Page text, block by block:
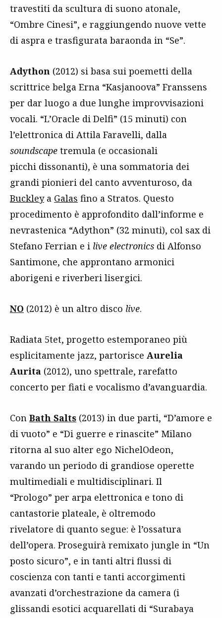
travestiti da scultura di suono atonale,
“Ombre Cinesi”, e raggiungendo nuove vette
di aspra e trasfigurata baraonda in “Se”.
Adython (2012) si basa sui poemetti della
scrittrice belga Erna “Kasjanoova” Franssens
per dar luogo a due lunghe improvvisazioni
vocali. “L’Oracle di Delfi” (15 minuti) con
l’elettronica di Attila Faravelli, dalla
soundscape tremula (e occasionali
picchi dissonanti), è una sommatoria dei
grandi pionieri del canto avventuroso, da
Buckleya Galas fino a Stratos. Questo
procedimento è approfondito dall’informe e
nevrastenica “Adython” (32 minuti), col sax di
Stefano Ferrian e i live electronics di Alfonso
Santimone, che approntano armonici
aborigeni e riverberi lisergici.
NO (2012) è un altro disco live.
Radiata 5tet, progetto estemporaneo più
esplicitamente jazz, partorisce Aurelia
Aurita (2012), uno spettrale, rarefatto
concerto per fiati e vocalismo d’avanguardia.
Con Bath Salts (2013) in due parti, “D’amore e
di vuoto” e “Di guerre e rinascite” Milano
ritorna al suo alter ego NichelOdeon,
varando un periodo di grandiose operette
multimediali e multidisciplinari. Il
“Prologo” per arpa elettronica e tono di
cantastorie plateale, è oltremodo
rivelatore di quanto segue: è l’ossatura
dell’opera. Proseguirà remixato jungle in “Un
posto sicuro”, e in tanti altri flussi di
coscienza con tanti e tanti accorgimenti
avanzati d’orchestrazione da camera (i
glissandi esotici acquarellati di “Surabaya